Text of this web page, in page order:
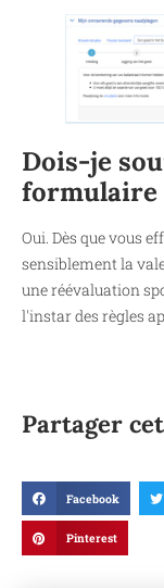
Dois-je
formulaire
Oui. Dès que vous
sensiblement la
une réévaluation
l'instar des règles
Partager
Facebook
Pinterest